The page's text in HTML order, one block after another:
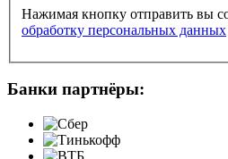
Нажимая кнопку отправить вы
обработку персональных данных
Банки партнёры: